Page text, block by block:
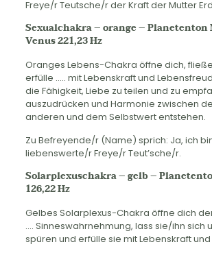
Freye/r Teutsche/r der Kraft der Mutter
Sexualchakra – orange – Planetenton
Venus 221,23 Hz
Oranges Lebens-Chakra öffne dich,
erfülle ….. mit Lebenskraft und
die Fähigkeit, Liebe zu teilen und zu
auszudrücken und Harmonie zwischen
anderen und dem Selbstwert entstehen.
Zu Befreyende/r (Name) sprich: Ja, ich
liebenswerte/r Freye/r Teut’sche/r.
Solarplexuschakra – gelb –
126,22 Hz
Gelbes Solarplexus-Chakra öffne dich
…. Sinneswahrnehmung, lass sie/ihn sich
spüren und erfülle sie mit Lebenskraft